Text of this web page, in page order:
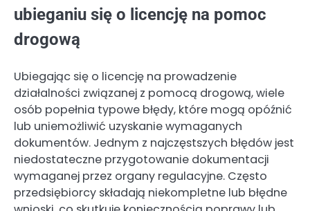
ubieganiu się o licencję na pomoc
drogową
Ubiegając się o licencję na prowadzenie
działalności związanej z pomocą drogową, wiele
osób popełnia typowe błędy, które mogą opóźnić
lub uniemożliwić uzyskanie wymaganych
dokumentów. Jednym z najczęstszych błędów jest
niedostateczne przygotowanie dokumentacji
wymaganej przez organy regulacyjne. Często
przedsiębiorcy składają niekompletne lub błędne